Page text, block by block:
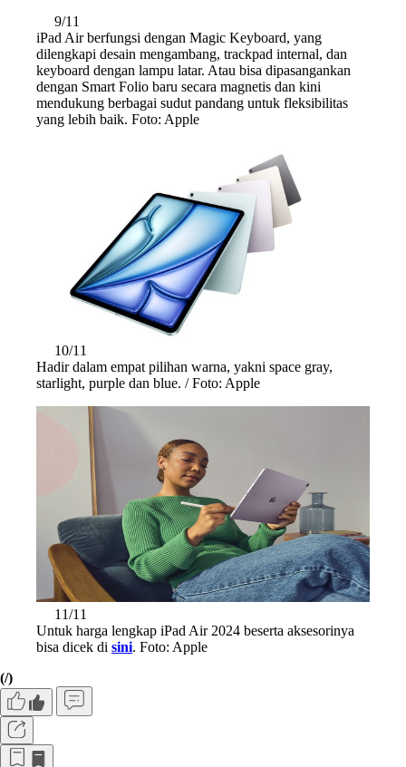
9/11
iPad Air berfungsi dengan Magic Keyboard, yang
dilengkapi desain mengambang, trackpad internal, dan
keyboard dengan lampu latar. Atau bisa dipasangankan
dengan Smart Folio baru secara magnetis dan kini
mendukung berbagai sudut pandang untuk fleksibilitas
yang lebih baik. Foto: Apple
10/11
Hadir dalam empat pilihan warna, yakni space gray,
starlight, purple dan blue. / Foto: Apple
11/11
Untuk harga lengkap iPad Air 2024 beserta aksesorinya
bisa dicek di sini. Foto: Apple
(/)